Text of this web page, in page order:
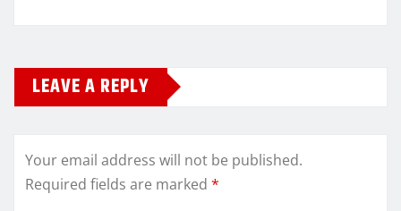
LEAVE A REPLY
Your email address will not be published.
Required fields are marked *